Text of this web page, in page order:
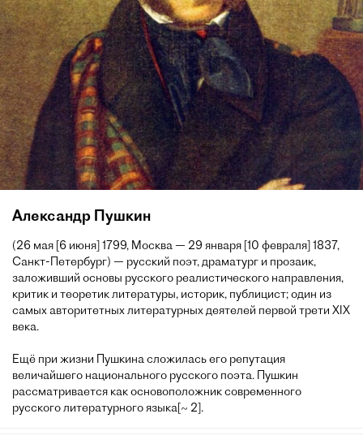
Александр Пушкин
(26 мая [6 июня] 1799, Москва — 29 января [10 февраля] 1837,
Санкт-Петербург) — русский поэт, драматург и прозаик,
заложивший основы русского реалистического направления,
критик и теоретик литературы, историк, публицист; один из
самых авторитетных литературных деятелей первой трети XIX
века.
Ещё при жизни Пушкина сложилась его репутация
величайшего национального русского поэта. Пушкин
рассматривается как основоположник современного
русского литературного языка[~ 2].